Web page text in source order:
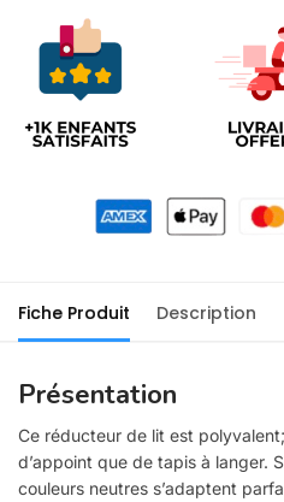
Fiche Produit Description
Présentation
Ce réducteur de lit est
d’appoint que de tapis à langer.
couleurs neutres s’adaptent